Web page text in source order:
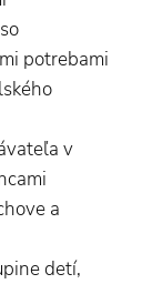
potrebami
v
a
detí,